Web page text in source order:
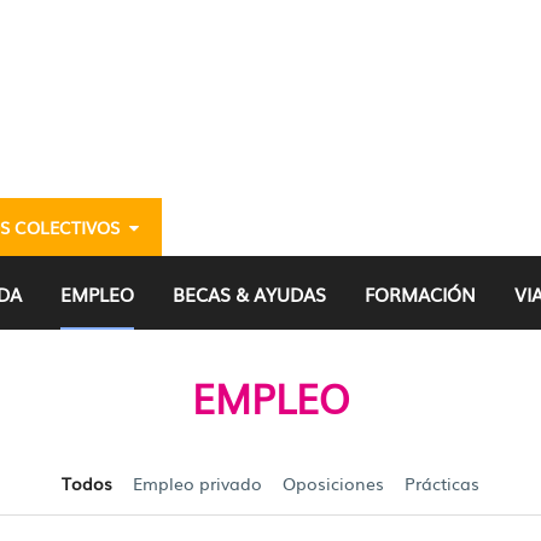
COLECTIVOS
alaveses
EMPLEO BECAS & AYUDAS FORMACIÓN
EMPLEO
Todos Empleo privado Oposiciones Prácticas